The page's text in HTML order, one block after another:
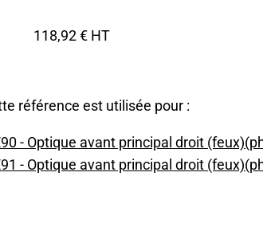
118,92 € HT
référence est utilisée pour :
- Optique avant principal droit
- Optique avant principal droit